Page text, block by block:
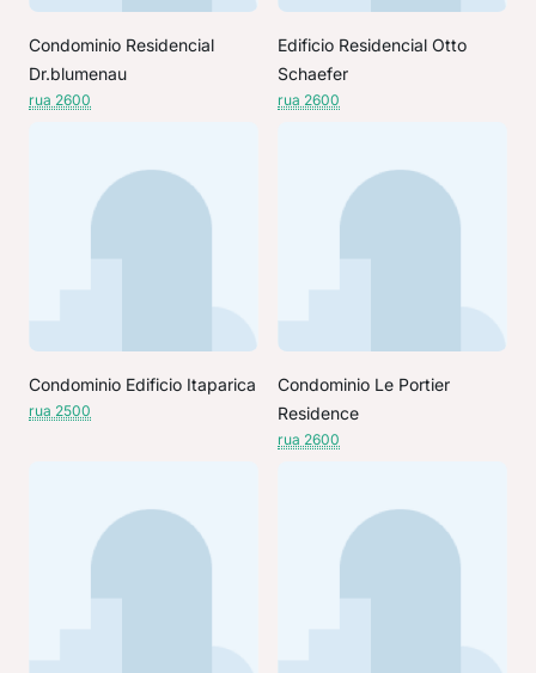
Condominio Residencial
Dr.blumenau
rua 2600
Edificio Residencial Otto
Schaefer
rua 2600
Condominio Edificio Itaparica
rua 2500
Condominio Le Portier
Residence
rua 2600